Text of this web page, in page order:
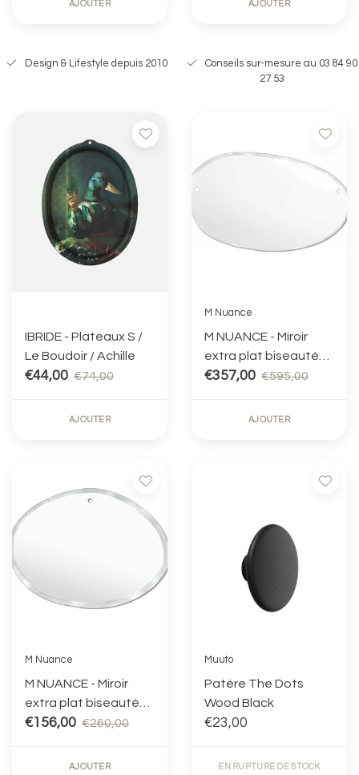
AJOUTER AJOUTER
Design & Lifestyle depuis 2010
Conseils sur-mesure au 03 84 90
27 53
IBRIDE - Plateaux S /
Le Boudoir / Achille
€44,00 €74,00
AJOUTER
M Nuance
M NUANCE - Miroir
extra plat biseauté
100X60 cm MIR08
€357,00 €595,00
AJOUTER
M Nuance
M NUANCE - Miroir
extra plat biseauté
rond - Forme
€156,00 €260,00
AJOUTER
Muuto
Patère The Dots
Wood Black
€23,00
EN RUPTURE DE STOCK